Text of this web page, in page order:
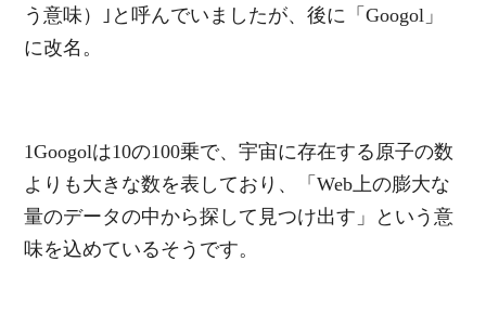
う意味）｣と呼んでいましたが、後に「Googol」
に改名。
1Googolは10の100乗で、宇宙に存在する原子の数
よりも大きな数を表しており、「Web上の膨大な
量のデータの中から探して見つけ出す」という意
味を込めているそうです。